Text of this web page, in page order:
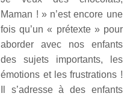
Maman ! » n’est encore une
fois qu’un « prétexte » pour
aborder avec nos enfants
des sujets importants, les
émotions et les frustrations !
Il s’adresse à des enfants